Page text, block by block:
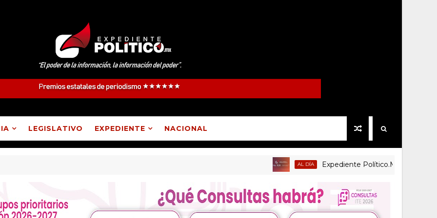
LEGISLATIVO EXPEDIENTE NACIONAL
AL DÍA Expediente Político.Mx no 1126